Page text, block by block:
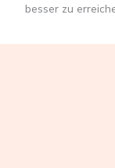
besser zu